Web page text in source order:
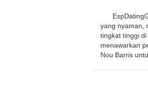
yang nyaman,
tingkat tinggi
menawarkan
Nou Barris